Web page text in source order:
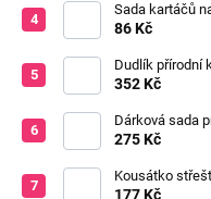
Sada kartáčů
a saviček s
86 Kč
Dudlík přírodní
BOHEME
352 Kč
Dárková sada
baby gift růžová
275 Kč
Kousátko
silikon růžová
177 Kč